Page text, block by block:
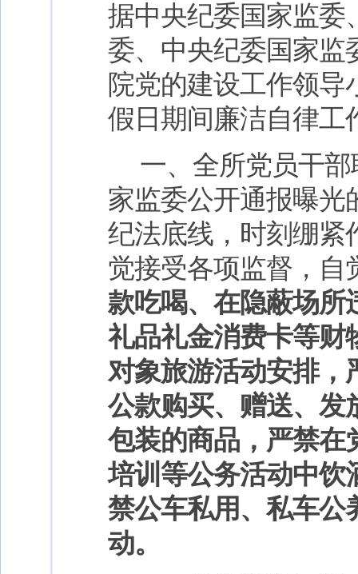
据中央纪委国家监委
委、中央纪委国家监
院党的建设工作领
假日期间廉洁自律工
一、全所党员干
家监委公开通报曝光
纪法底线，时刻绷紧
觉接受各项监督，自
款吃喝、在隐蔽场所
礼品礼金消费卡等财
对象旅游活动安排，
公款购买、赠送、发
包装的商品，严禁在
培训等公务活动中饮
禁公车私用、私车公
动。